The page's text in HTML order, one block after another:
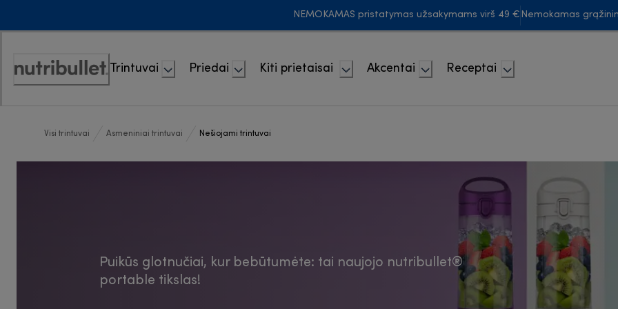
NEMOKAMAS pristatymas užsakymams virš 49 € Nemokamas
Accessibility
Trintuvai Priedai Kiti prietaisai Akcentai Receptai
Visi trintuvai Asmeniniai trintuvai Nešiojami trintuvai
Puikūs glotnučiai, kur bebūtumėte: tai naujojo nutribullet®
portable tikslas!